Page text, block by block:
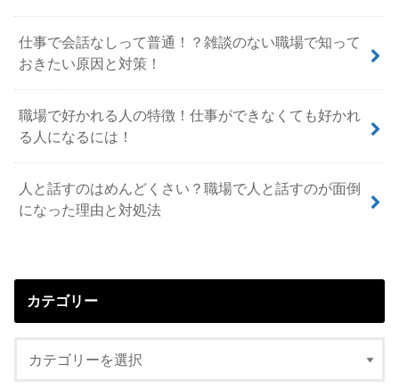
仕事で会話なしって普通！？雑談のない職場で知って
おきたい原因と対策！
職場で好かれる人の特徴！仕事ができなくても好かれ
る人になるには！
人と話すのはめんどくさい？職場で人と話すのが面倒
になった理由と対処法
カテゴリー